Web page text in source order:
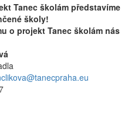
Tanec školám
školy!
o projekt Tanec školám